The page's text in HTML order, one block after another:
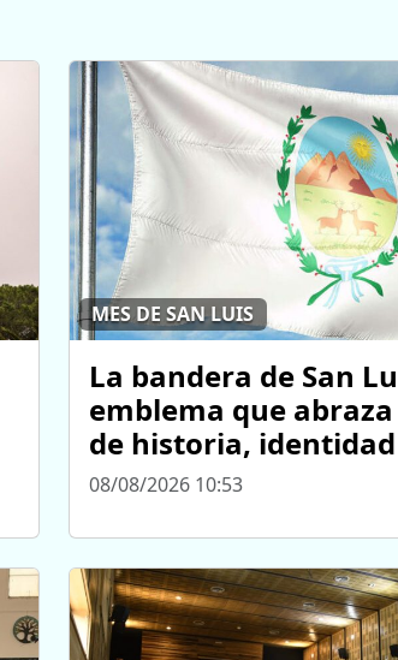
MES DE SAN LUIS
La bandera de San
emblema que abraza
de historia,
08/08/2026 10:53